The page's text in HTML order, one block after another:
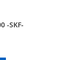
-SKF-